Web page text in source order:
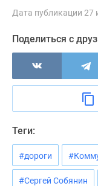
программы
Медиа
Новости
недвижимости
Мнение
эксперта
рынка
Экспертиза
новостроек
Эксперты
Дата публикации 27
Поделиться с
Теги:
#дороги
#Сергей Собянин